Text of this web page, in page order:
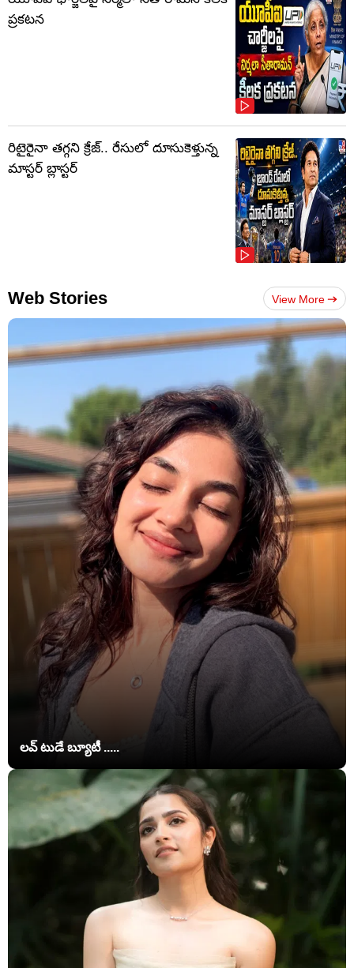
ప్రకటన
రిటైరైనా తగ్గని క్రేజ్.. రేసులో దూసుకెళ్తున్న
మాస్టర్‌ బ్లాస్టర్‌
Web Stories View More
లవ్ టుడే బ్యూటీ .....